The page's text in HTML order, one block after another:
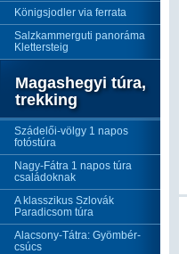
Königsjodler via ferrata
Salzkammerguti panoráma
Klettersteig
Magashegyi túra,
trekking
Szádelői-völgy 1 napos
fotóstúra
Nagy-Fátra 1 napos túra
családoknak
A klasszikus Szlovák
Paradicsom túra
Alacsony-Tátra: Gyömbér-
csúcs